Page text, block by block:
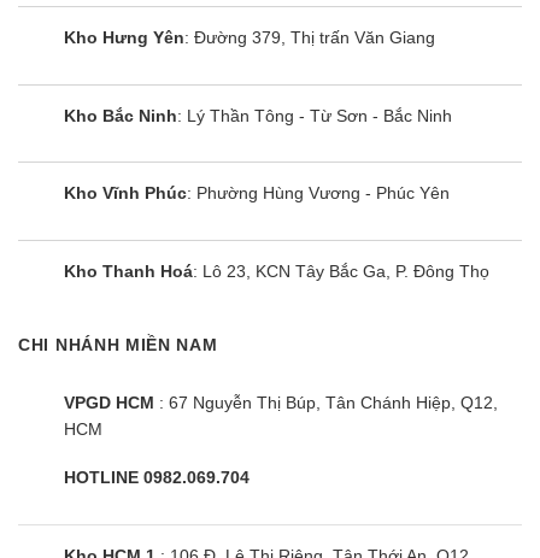
Kho Hưng Yên: Đường 379, Thị trấn Văn Giang
Kho Bắc Ninh: Lý Thần Tông - Từ Sơn - Bắc Ninh
Kho Vĩnh Phúc: Phường Hùng Vương - Phúc Yên
Kho Thanh Hoá: Lô 23, KCN Tây Bắc Ga, P. Đông Thọ
CHI NHÁNH MIỀN NAM
VPGD HCM : 67 Nguyễn Thị Búp, Tân Chánh Hiệp, Q12,
HCM
HOTLINE 0982.069.704